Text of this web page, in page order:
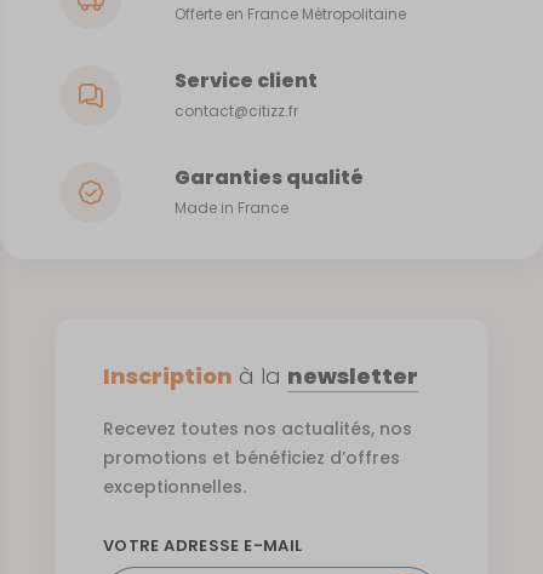
Offerte en France Métropolitaine
Service client
contact@citizz.fr
Garanties qualité
Made in France
Inscription à la newsletter
Recevez toutes nos actualités, nos
promotions et bénéficiez d’offres
exceptionnelles.
VOTRE ADRESSE E-MAIL